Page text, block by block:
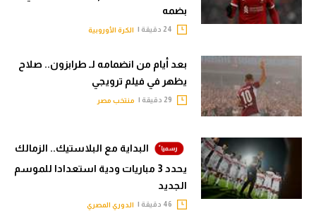
بضمه
الكرة الأوروبية
بعد أيام من انضمامه لـ طرابزون.. صلاح
يظهر في فيلم ترويجي
منتخب مصر
البداية مع البلاستيك.. الزمالك
يحدد 3 مباريات ودية استعدادا للموسم
الجديد
الدوري المصري